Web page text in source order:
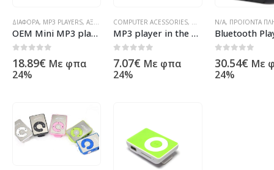
ΔΙΆΦΟΡΑ, MP3 PLAYERS, ΑΞΕΣΟΥΆΡ ΥΠΟΛΟΓΙΣΤΏΝ ,ΠΡΟΪΌΝΤΑ ΠΛΗΡΟΦΟΡΙΚΉΣ -
ΟΕΜ Mini MP3 player με Οθόνη – 8011
18.89€ Με φπα
24%
COMPUTER ACESSORIES, MP3 PLAYERS,OTHER,
MP3 player in the shape of a computer mouse, No brand – 8013
7.07€ Με φπα
24%
N/A, ΠΡΟΪΌΝΤΑ ΠΛΗΡΟΦΟΡΙΚΉΣ - ΚΙΝΗΤΉΣ
30.54€ Με
24%